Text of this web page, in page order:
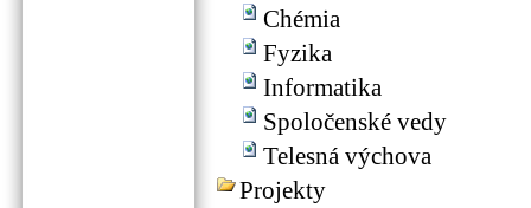
Chémia
Fyzika
Informatika
Spoločenské vedy
Telesná výchova
Projekty